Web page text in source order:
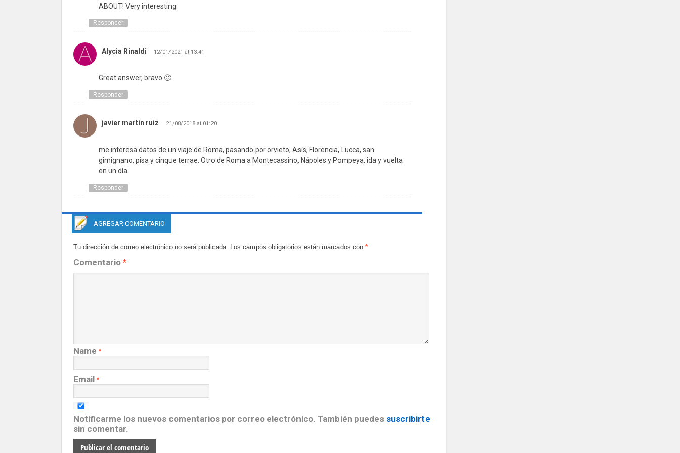
ABOUT! Very interesting.
Responder
Alycia Rinaldi 12/01/2021 at 13:41
Great answer, bravo 🙂
Responder
javier martín ruiz 21/08/2018 at 01:20
me interesa datos de un viaje de Roma, pasando por orvieto, Asís, Florencia, Lucca, san
gimignano, pisa y cinque terrae. Otro de Roma a Montecassino, Nápoles y Pompeya, ida y vuelta
en un día.
Responder
AGREGAR COMENTARIO
Tu dirección de correo electrónico no será publicada. Los campos obligatorios están marcados con *
Comentario *
Name *
Email *
Notificarme los nuevos comentarios por correo electrónico. También puedes suscribirte
sin comentar.